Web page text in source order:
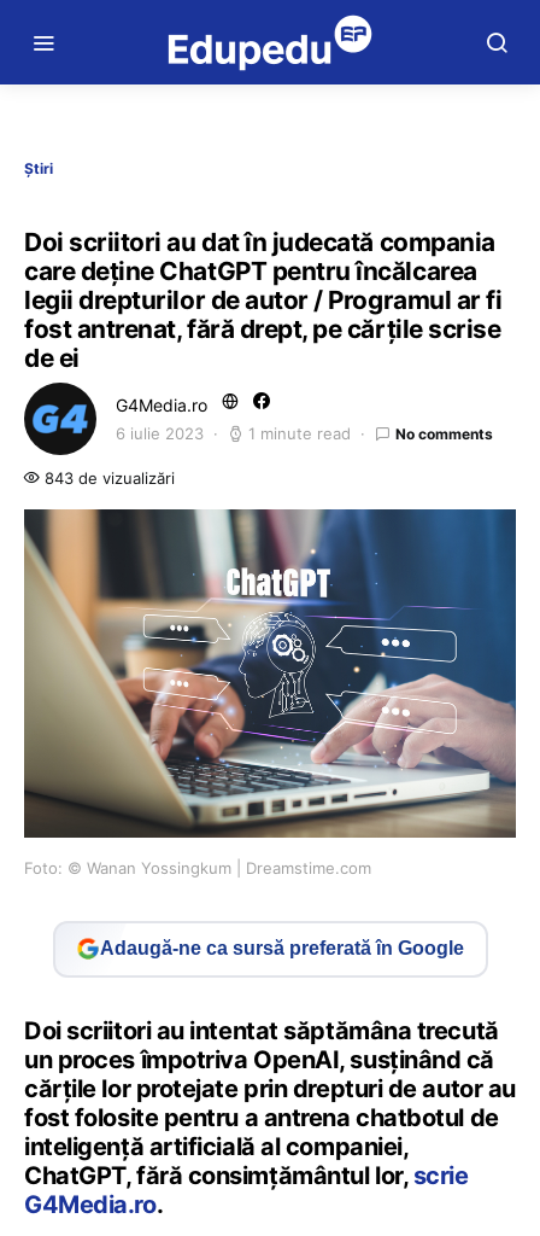
Știri
Doi scriitori au dat în judecată compania
care deține ChatGPT pentru încălcarea
legii drepturilor de autor / Programul ar fi
fost antrenat, fără drept, pe cărțile scrise
de ei
G4Media.ro
6 iulie 2023 1 minute read No comments
843 de vizualizări
Foto: © Wanan Yossingkum | Dreamstime.com
Adaugă-ne ca sursă preferată în Google
Doi scriitori au intentat săptămâna trecută
un proces împotriva OpenAI, susținând că
cărțile lor protejate prin drepturi de autor au
fost folosite pentru a antrena chatbotul de
inteligență artificială al companiei,
ChatGPT, fără consimțământul lor, scrie
G4Media.ro.